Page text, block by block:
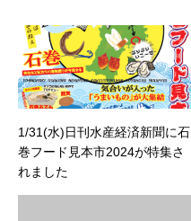
1/31(水)日刊水産経済新聞に石
巻フード見本市2024が特集さ
れました